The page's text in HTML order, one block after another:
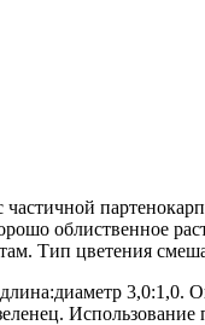
облиственное
Тип цветения
3,0:1,0.
Использование